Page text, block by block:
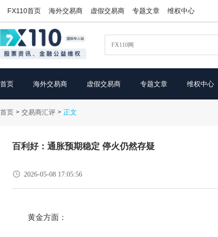
FX110首页 海外交易商 虚假交易商 专题文章 维权中心
首页 海外交易商 虚假交易商 专题文章 维权中心
首页 > 交易商汇评 > 正文
百利好：通胀预期稳定 停火仍然存疑
 2026-05-08 17:05:56
黄金方面：